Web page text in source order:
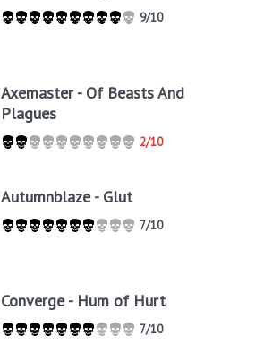
9/10
Axemaster - Of Beasts And
Plagues
2/10
Autumnblaze - Glut
7/10
Converge - Hum of Hurt
7/10